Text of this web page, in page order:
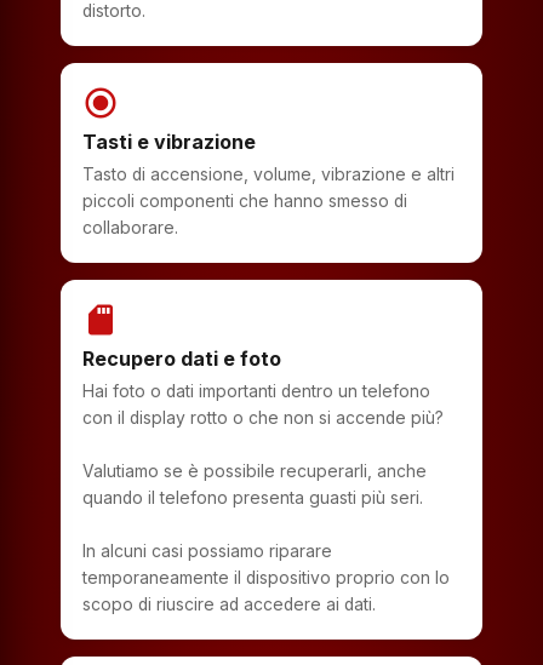
distorto.
radio_button_checked
Tasti e vibrazione
Tasto di accensione, volume, vibrazione e altri
piccoli componenti che hanno smesso di
collaborare.
sd_storage
Recupero dati e foto
Hai foto o dati importanti dentro un telefono
con il display rotto o che non si accende più?
Valutiamo se è possibile recuperarli, anche
quando il telefono presenta guasti più seri.
In alcuni casi possiamo riparare
temporaneamente il dispositivo proprio con lo
scopo di riuscire ad accedere ai dati.